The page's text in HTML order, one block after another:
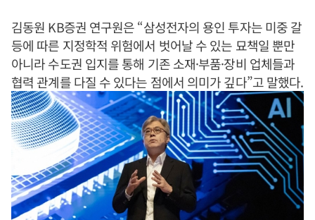
김동원 KB증권 연구원은 “삼성전자의 용인 투자는 미중 갈
등에 따른 지정학적 위험에서 벗어날 수 있는 묘책일 뿐만
아니라 수도권 입지를 통해 기존 소재·부품·장비 업체들과
협력 관계를 다질 수 있다는 점에서 의미가 깊다”고 말했다.